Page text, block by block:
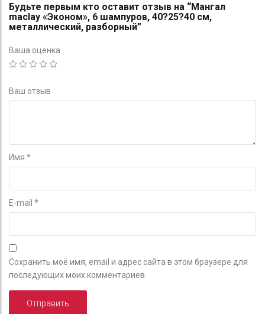
Будьте первым кто оставит отзыв на “Мангал
maclay «Эконом», 6 шампуров, 40?25?40 см,
металлический, разборный”
Ваша оценка
Ваш отзыв
Имя *
E-mail *
Сохранить моё имя, email и адрес сайта в этом браузере для
последующих моих комментариев.